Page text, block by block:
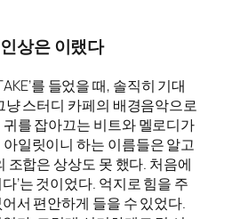
상은 이랬다
를 들었을 때, 솔직히 기대
냥 스터디 카페의 배경음악으로
를 잡아끄는 비트와 멜로디가
일릿이니 하는 이름들은 알고
조합은 상상도 못 했다. 처음에
’는 것이었다. 억지로 힘을 주
서 편안하게 들을 수 있었다.